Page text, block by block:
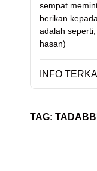
sempat
berikan
adalah
hasan)
INFO
TAG: